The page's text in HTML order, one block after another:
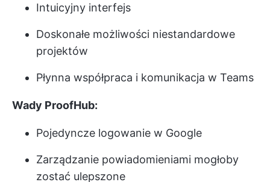
Intuicyjny interfejs
Doskonałe możliwości niestandardowe
projektów
Płynna współpraca i komunikacja w Teams
Wady ProofHub:
Pojedyncze logowanie w Google
Zarządzanie powiadomieniami mogłoby
zostać ulepszone